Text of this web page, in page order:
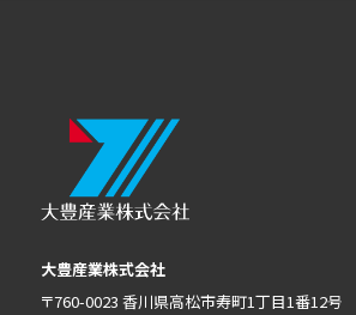
大豊産業株式会社
〒760-0023 香川県高松市寿町1丁目1番12号